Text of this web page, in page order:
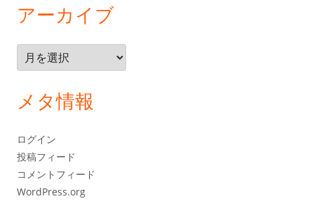
アーカイブ
ー
イ
メタ情報
ログイン
投稿フィード
コメントフィード
WordPress.org